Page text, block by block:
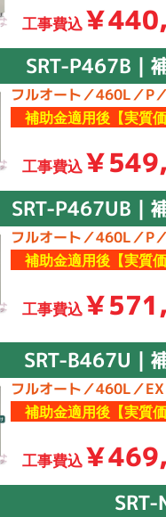
工事費込￥
SRT-P467B｜
フルオート／460L／P
補助金適用後【実質価
工事費込￥
SRT-P467UB｜
フルオート／460L／P
補助金適用後【実質価
工事費込￥
SRT-B467U｜
フルオート／460L／
補助金適用後【実質価
工事費込￥